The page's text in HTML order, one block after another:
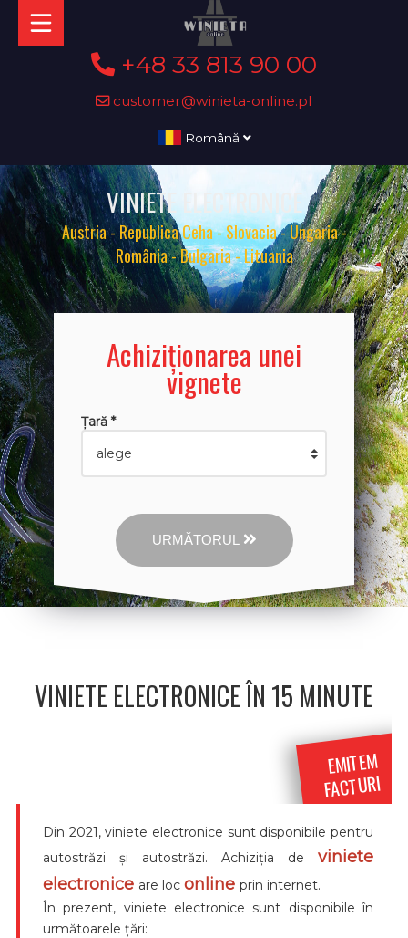
+48 33 813 90 00
customer@winieta-online.pl
Română
VINIETE ELECTRONICE
Austria - Republica Ceha - Slovacia - Ungaria -
România - Bulgaria - Lituania
Achiziționarea unei
vignete
Țară *
URMĂTORUL
VINIETE ELECTRONICE ÎN 15 MINUTE
EMITEM
FACTURI
Din 2021, viniete electronice sunt disponibile pentru
autostrăzi și autostrăzi. Achiziția deviniete
electronice are loc online prin internet.
În prezent, viniete electronice sunt disponibile în
următoarele țări: